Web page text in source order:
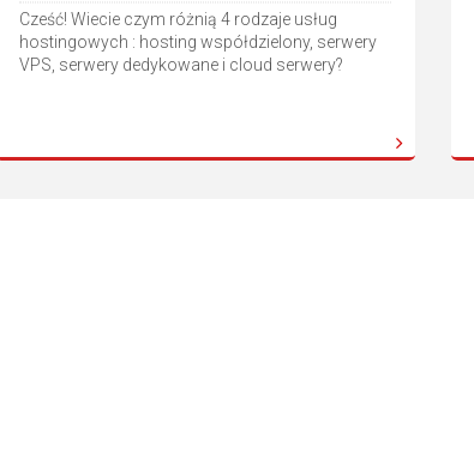
Cześć! Wiecie czym różnią 4 rodzaje usług
hostingowych : hosting współdzielony, serwery
VPS, serwery dedykowane i cloud serwery?